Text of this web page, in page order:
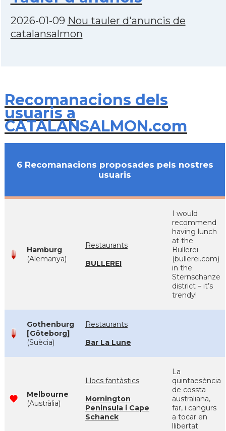
2026-01-09 Nou tauler d'anuncis de
catalansalmon
Recomanacions dels
usuaris a
CATALANSALMON.com
6 Recomanacions proposades pels nostres
usuaris
Hamburg
(Alemanya)
Restaurants
BULLEREI
I would
recommend
having lunch
at the
Bullerei
(bullerei.com)
in the
Sternschanze
district – it’s
trendy!
Gothenburg
[Göteborg]
(Suècia)
Restaurants
Bar La Lune
Melbourne
(Austràlia)
Llocs fantàstics
Mornington
Peninsula i Cape
Schanck
La
quintaesència
de cossta
australiana,
far, i cangurs
a tocar en
llibertat